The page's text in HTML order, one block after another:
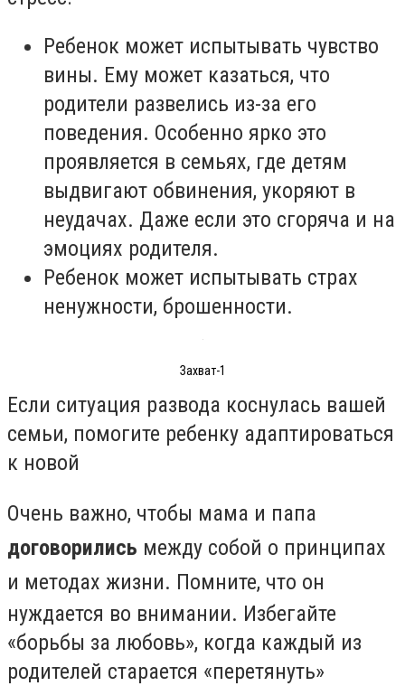
Ребенок может испытывать чувство
вины. Ему может казаться, что
родители развелись из-за его
поведения. Особенно ярко это
проявляется в семьях, где детям
выдвигают обвинения, укоряют в
неудачах. Даже если это сгоряча и на
эмоциях родителя.
Ребенок может испытывать страх
ненужности, брошенности.
Захват-1
Если ситуация развода коснулась вашей
семьи, помогите ребенку адаптироваться
к новой
Очень важно, чтобы мама и папа
договорились между собой о принципах
и методах жизни. Помните, что он
нуждается во внимании. Избегайте
«борьбы за любовь», когда каждый из
родителей старается «перетянуть»